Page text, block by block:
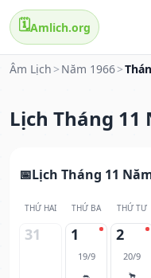
🗓️Amlich.org
Âm Lịch > Năm 1966>
Lịch Tháng 11
Lịch Tháng 11
THỨ HAI THỨ BA THỨ TƯ
31 1
19/9
🐀
2
20/9
🐂